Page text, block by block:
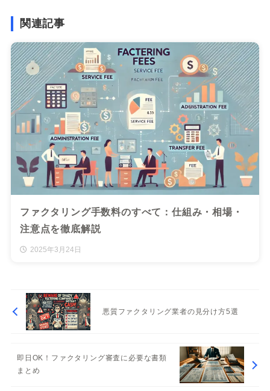
関連記事
ファクタリング手数料のすべて：仕組み・相場・
注意点を徹底解説
2025年3月24日
悪質ファクタリング業者の見分け方5選
即日OK！ファクタリング審査に必要な書類
まとめ